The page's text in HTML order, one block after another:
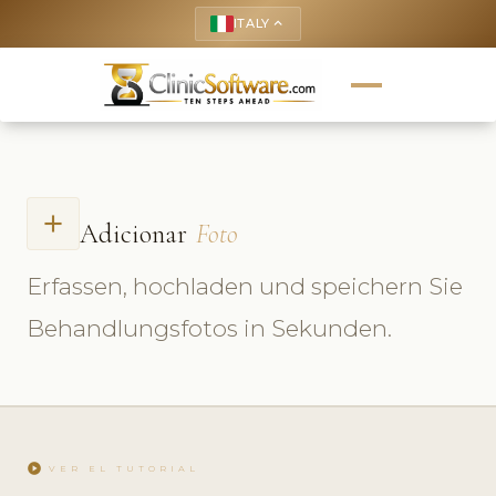
ITALY keyboard_arrow_up
add Adicionar Foto
Erfassen, hochladen und speichern Sie
Behandlungsfotos in Sekunden.
play_circle VER EL TUTORIAL